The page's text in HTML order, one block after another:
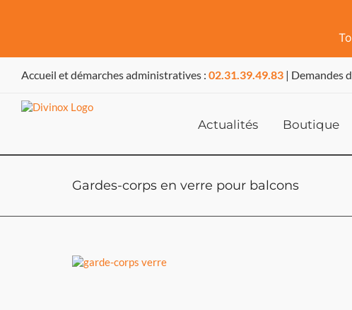
Passer
Accueil et démarches administratives : 02.31.39.49.83 | Demandes
Actualités Boutique
Gardes-corps en verre pour balcons
View